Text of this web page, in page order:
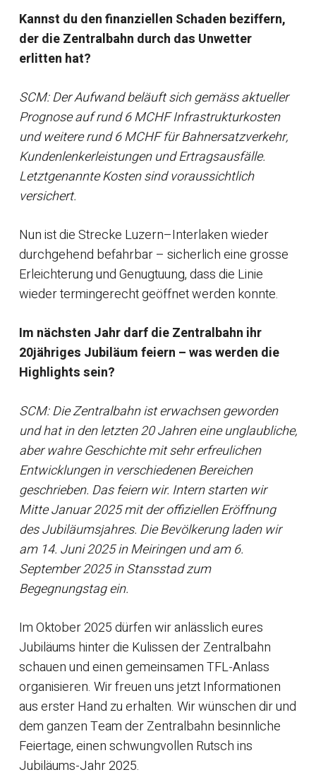
Kannst du den finanziellen Schaden beziffern,
der die Zentralbahn durch das Unwetter
erlitten hat?
SCM: Der Aufwand beläuft sich gemäss aktueller
Prognose auf rund 6 MCHF Infrastrukturkosten
und weitere rund 6 MCHF für Bahnersatzverkehr,
Kundenlenkerleistungen und Ertragsausfälle.
Letztgenannte Kosten sind voraussichtlich
versichert.
Nun ist die Strecke Luzern–Interlaken wieder
durchgehend befahrbar – sicherlich eine grosse
Erleichterung und Genugtuung, dass die Linie
wieder termingerecht geöffnet werden konnte.
Im nächsten Jahr darf die Zentralbahn ihr
20jähriges Jubiläum feiern – was werden die
Highlights sein?
SCM: Die Zentralbahn ist erwachsen geworden
und hat in den letzten 20 Jahren eine unglaubliche,
aber wahre Geschichte mit sehr erfreulichen
Entwicklungen in verschiedenen Bereichen
geschrieben. Das feiern wir. Intern starten wir
Mitte Januar 2025 mit der offiziellen Eröffnung
des Jubiläumsjahres. Die Bevölkerung laden wir
am 14. Juni 2025 in Meiringen und am 6.
September 2025 in Stansstad zum
Begegnungstag ein.
Im Oktober 2025 dürfen wir anlässlich eures
Jubiläums hinter die Kulissen der Zentralbahn
schauen und einen gemeinsamen TFL-Anlass
organisieren. Wir freuen uns jetzt Informationen
aus erster Hand zu erhalten. Wir wünschen dir und
dem ganzen Team der Zentralbahn besinnliche
Feiertage, einen schwungvollen Rutsch ins
Jubiläums-Jahr 2025.